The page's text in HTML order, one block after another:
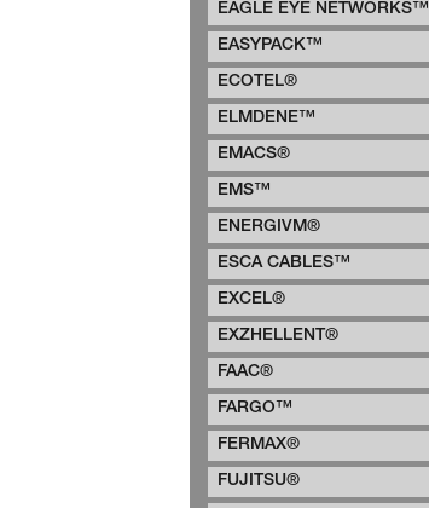
EAGLE EYE NETWORKS™
EASYPACK™
ECOTEL®
ELMDENE™
EMACS®
EMS™
ENERGIVM®
ESCA CABLES™
EXCEL®
EXZHELLENT®
FAAC®
FARGO™
FERMAX®
FUJITSU®